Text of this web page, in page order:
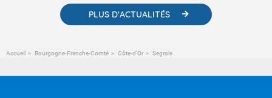
PLUS D'ACTUALITÉS
Accueil Bourgogne-Franche-Comté Côte-d'Or Segrois